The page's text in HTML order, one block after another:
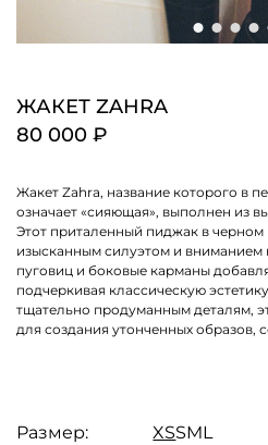
ЖАКЕТ ZAHRA
80 000 ₽
Жакет Zahra, название которого в
означает «сияющая», выполнен из
Этот приталенный пиджак в черном
изысканным силуэтом и вниманием
пуговиц и боковые карманы
подчеркивая классическую
тщательно продуманным деталям,
для создания утонченных образов,
Размер: XSSML